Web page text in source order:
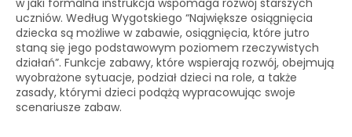
w jaki formalna instrukcja wspomaga rozwój starszych
uczniów. Według Wygotskiego “Największe osiągnięcia
dziecka są możliwe w zabawie, osiągnięcia, które jutro
staną się jego podstawowym poziomem rzeczywistych
działań”. Funkcje zabawy, które wspierają rozwój, obejmują
wyobrażone sytuacje, podział dzieci na role, a także
zasady, którymi dzieci podążą wypracowując swoje
scenariusze zabaw.